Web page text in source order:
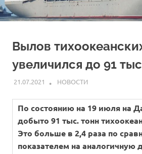
Вылов
увеличился до 91
21.07.2021 ARPP
НОВОСТИ
По состоянию на 19 июля на
добыто 91 тыс. тонн
Это больше в 2,4 раза по
показателем на аналогичную